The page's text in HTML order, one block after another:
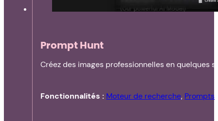
Prompt Hunt
Créez des images professionnelles en quelques
Fonctionnalités : Moteur de recherche, Prompts